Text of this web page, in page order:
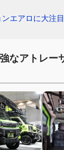
エアロに大注
なアトレー